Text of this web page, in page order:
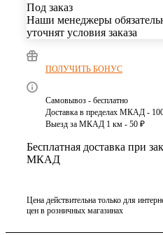
Под заказ
Наши менеджеры
уточнят условия заказа
ПОЛУЧИТЬ БОНУС
Самовывоз - бесплатно
Доставка в пределах МКАД -
Выезд за МКАД 1 км - 50 ₽
Бесплатная доставка при
МКАД
Цена действительна только для
цен в розничных магазинах